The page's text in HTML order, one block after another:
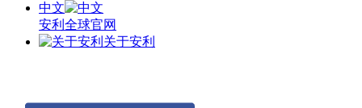
中文
安利全球官网
关于安利